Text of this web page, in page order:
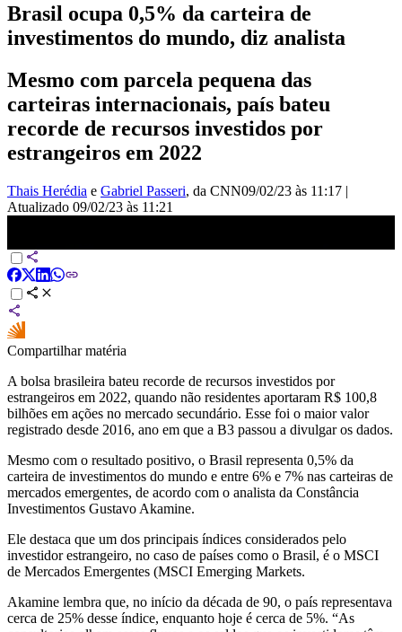
Brasil ocupa 0,5% da carteira de
investimentos do mundo, diz analista
Mesmo com parcela pequena das
carteiras internacionais, país bateu
recorde de recursos investidos por
estrangeiros em 2022
Thais Herédia e Gabriel Passeri, da CNN09/02/23 às 11:17 |
Atualizado 09/02/23 às 11:21
Compartilhar matéria
A bolsa brasileira bateu recorde de recursos investidos por
estrangeiros em 2022, quando não residentes aportaram R$ 100,8
bilhões em ações no mercado secundário. Esse foi o maior valor
registrado desde 2016, ano em que a B3 passou a divulgar os dados.
Mesmo com o resultado positivo, o Brasil representa 0,5% da
carteira de investimentos do mundo e entre 6% e 7% nas carteiras de
mercados emergentes, de acordo com o analista da Constância
Investimentos Gustavo Akamine.
Ele destaca que um dos principais índices considerados pelo
investidor estrangeiro, no caso de países como o Brasil, é o MSCI
de Mercados Emergentes (MSCI Emerging Markets.
Akamine lembra que, no início da década de 90, o país representava
cerca de 25% desse índice, enquanto hoje é cerca de 5%. “As